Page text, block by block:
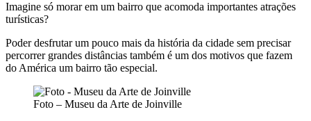
Imagine só morar em um bairro que acomoda importantes atrações
turísticas?
Poder desfrutar um pouco mais da história da cidade sem precisar
percorrer grandes distâncias também é um dos motivos que fazem
do América um bairro tão especial.
Foto – Museu da Arte de Joinville